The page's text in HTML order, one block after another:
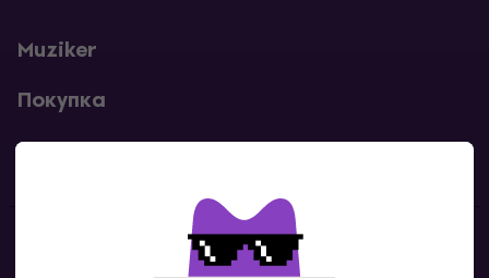
Muziker
Покупка
Полезни линкове
Контакти